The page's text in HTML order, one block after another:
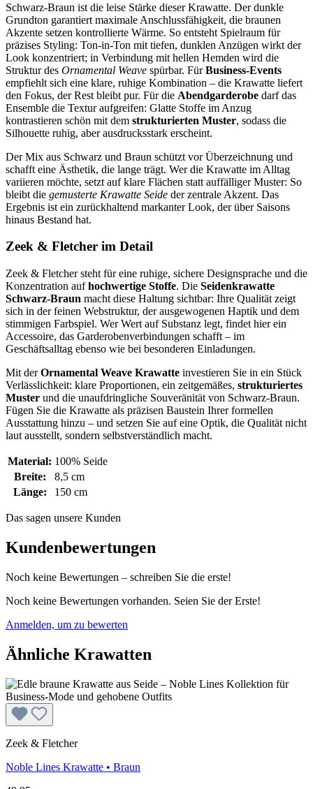
Schwarz-Braun ist die leise Stärke dieser Krawatte. Der dunkle
Grundton garantiert maximale Anschlussfähigkeit, die braunen
Akzente setzen kontrollierte Wärme. So entsteht Spielraum für
präzises Styling: Ton-in-Ton mit tiefen, dunklen Anzügen wirkt der
Look konzentriert; in Verbindung mit hellen Hemden wird die
Struktur des Ornamental Weave spürbar. FürBusiness-Events
empfiehlt sich eine klare, ruhige Kombination – die Krawatte liefert
den Fokus, der Rest bleibt pur. Für die Abendgarderobe darf das
Ensemble die Textur aufgreifen: Glatte Stoffe im Anzug
kontrastieren schön mit dem strukturierten Muster, sodass die
Silhouette ruhig, aber ausdrucksstark erscheint.
Der Mix aus Schwarz und Braun schützt vor Überzeichnung und
schafft eine Ästhetik, die lange trägt. Wer die Krawatte im Alltag
variieren möchte, setzt auf klare Flächen statt auffälliger Muster: So
bleibt die gemusterte Krawatte Seide der zentrale Akzent. Das
Ergebnis ist ein zurückhaltend markanter Look, der über Saisons
hinaus Bestand hat.
Zeek & Fletcher im Detail
Zeek & Fletcher steht für eine ruhige, sichere Designsprache und die
Konzentration aufhochwertige Stoffe. Die Seidenkrawatte
Schwarz-Braun macht diese Haltung sichtbar: Ihre Qualität zeigt
sich in der feinen Webstruktur, der ausgewogenen Haptik und dem
stimmigen Farbspiel. Wer Wert auf Substanz legt, findet hier ein
Accessoire, das Garderobenverbindungen schafft – im
Geschäftsalltag ebenso wie bei besonderen Einladungen.
Mit derOrnamental Weave Krawatte investieren Sie in ein Stück
Verlässlichkeit: klare Proportionen, ein zeitgemäßes, strukturiertes
Muster und die unaufdringliche Souveränität von Schwarz-Braun.
Fügen Sie die Krawatte als präzisen Baustein Ihrer formellen
Ausstattung hinzu – und setzen Sie auf eine Optik, die Qualität nicht
laut ausstellt, sondern selbstverständlich macht.
Material: 100% Seide
Breite:
8,5 cm
Länge:
150 cm
Das sagen unsere Kunden
Kundenbewertungen
Noch keine Bewertungen – schreiben Sie die erste!
Noch keine Bewertungen vorhanden. Seien Sie der Erste!
Anmelden, um zu bewerten
Ähnliche Krawatten
Zeek & Fletcher
Noble Lines Krawatte • Braun